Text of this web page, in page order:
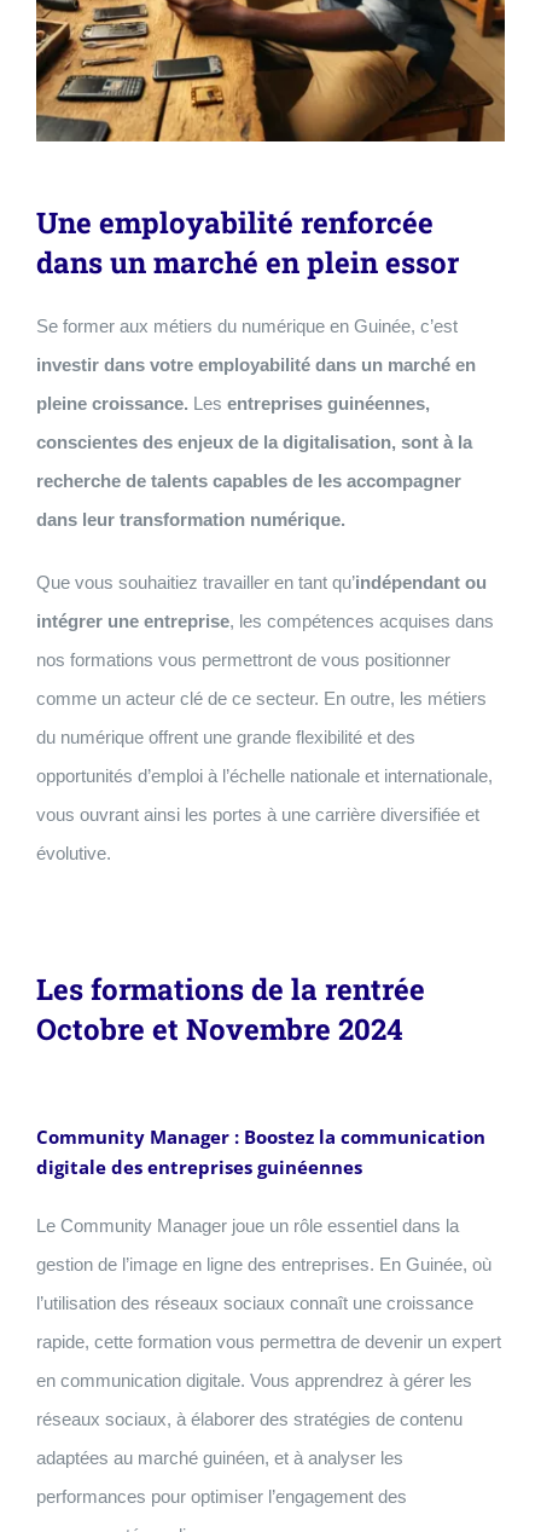
Une employabilité renforcée
dans un marché en plein essor
Se former aux métiers du numérique en Guinée, c’est
investir dans votre employabilité dans un marché en
pleine croissance. Les entreprises guinéennes,
conscientes des enjeux de la digitalisation, sont à la
recherche de talents capables de les accompagner
dans leur transformation numérique.
Que vous souhaitiez travailler en tant qu’indépendant ou
intégrer une entreprise, les compétences acquises dans
nos formations vous permettront de vous positionner
comme un acteur clé de ce secteur. En outre, les métiers
du numérique offrent une grande flexibilité et des
opportunités d’emploi à l’échelle nationale et internationale,
vous ouvrant ainsi les portes à une carrière diversifiée et
évolutive.
Les formations de la rentrée
Octobre et Novembre 2024
Community Manager : Boostez la communication
digitale des entreprises guinéennes
Le Community Manager joue un rôle essentiel dans la
gestion de l’image en ligne des entreprises. En Guinée, où
l’utilisation des réseaux sociaux connaît une croissance
rapide, cette formation vous permettra de devenir un expert
en communication digitale. Vous apprendrez à gérer les
réseaux sociaux, à élaborer des stratégies de contenu
adaptées au marché guinéen, et à analyser les
performances pour optimiser l’engagement des